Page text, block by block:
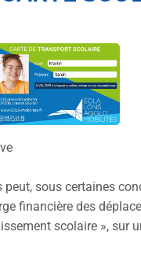
peut, sous certaines
financière des
scolaire », sur